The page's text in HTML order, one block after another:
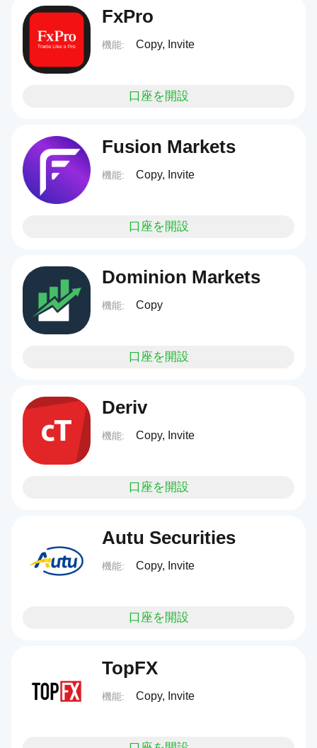
FxPro
機能: Copy, Invite
口座を開設
Fusion Markets
機能: Copy, Invite
口座を開設
Dominion Markets
機能: Copy
口座を開設
Deriv
機能: Copy, Invite
口座を開設
Autu Securities
機能: Copy, Invite
口座を開設
TopFX
機能: Copy, Invite